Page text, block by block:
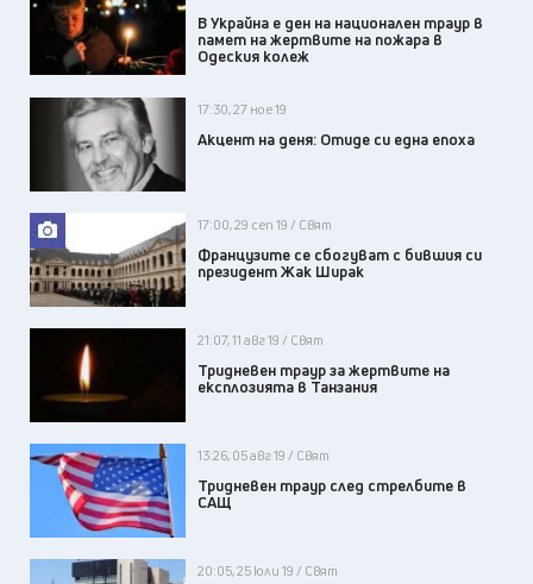
В Украйна е ден на национален траур в
памет на жертвите на пожара в
Одеския колеж
17:30, 27 ное 19
Акцент на деня: Отиде си една епоха
17:00, 29 сеп 19 / Свят
Французите се сбогуват с бившия си
президент Жак Ширак
21:07, 11 авг 19 / Свят
Тридневен траур за жертвите на
експлозията в Танзания
13:26, 05 авг 19 / Свят
Тридневен траур след стрелбите в
САЩ
20:05, 25 юли 19 / Свят